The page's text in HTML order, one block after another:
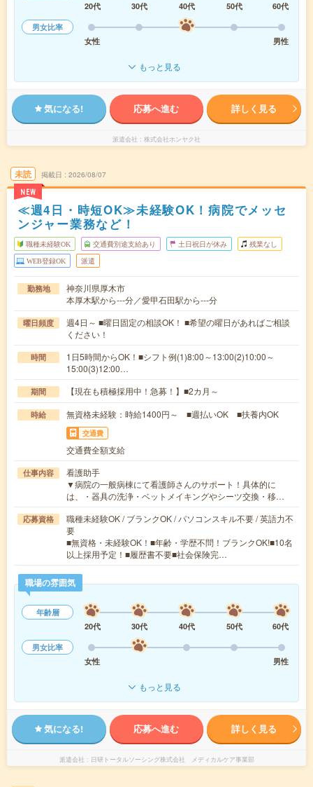
20代
30代 40代 50代
60代
男女比率
女性
男性
もっと見る
気になる! 応募へ進む 詳しく見る
派遣会社 株式会社ホンヤク社
未読
NEW
掲載日 2026/08/07
≪週4日・時短OK≫未経験OK！病院でメッセ
ンジャー業務など！
職種未経験OK 交通費別途支給あり 土日祝日が休み 残業なし
WEB登録OK 派遣
勤務地
神奈川県厚木市
本厚木駅から---分／愛甲石田駅から---分
曜日頻度
週4日～ ■曜日固定の相談OK！ ■希望の曜日があればご相談
ください！
時間
1日5時間からOK！■シフト例(1)8:00～13:00(2)10:00～
15:00(3)12:00…
期間 【現在も積極採用中！急募！】■2カ月～
時給 無資格未経験：時給1400円～ ■週払いOK ■扶養内OK
交通費
交通費全額支給
仕事内容
看護助手
▼病院の一般病棟にて看護師さんのサポート！具体的に
は、・器具の洗浄・ベットメイキングやシーツ交換・移…
応募資格
職種未経験OK / ブランクOK / パソコンスキル不要 / 英語力不
要
■無資格・未経験OK！■年齢・学歴不問！ブランクOK!■10名
以上採用予定！■履歴書不要■社会保険完…
職場の雰囲気
年齢層
20代
30代 40代 50代
60代
男女比率
女性
男性
もっと見る
気になる! 応募へ進む 詳しく見る
派遣会社 日研トータルソーシング株式会社 メディカルケア事業部